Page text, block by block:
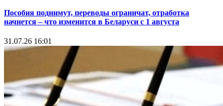
Пособия поднимут, переводы ограничат, отработка
начнется – что изменится в Беларуси с 1 августа
31.07.26 16:01